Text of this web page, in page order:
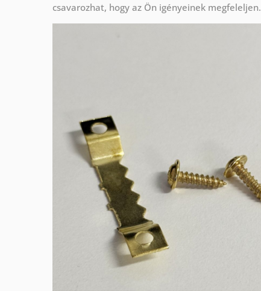
csavarozhat, hogy az Ön igényeinek megfeleljen.